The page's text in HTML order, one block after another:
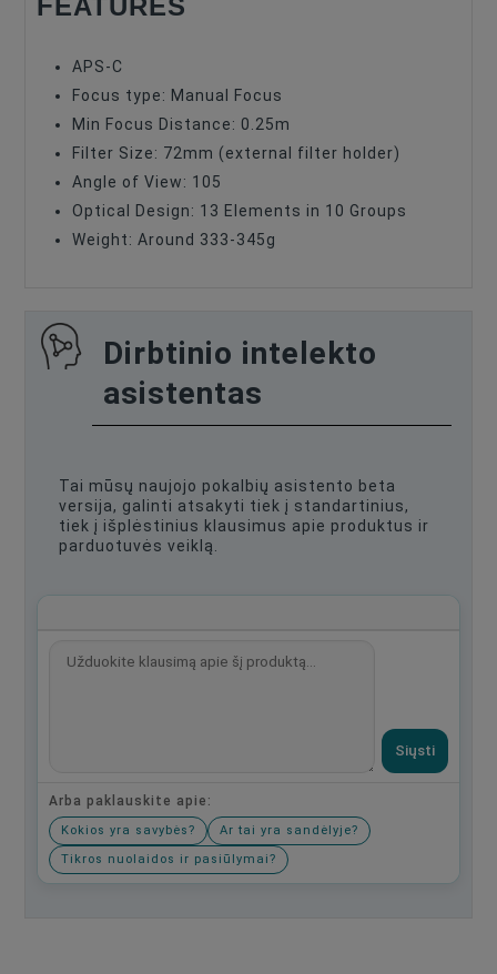
APS-C
Focus type: Manual Focus
Min Focus Distance: 0.25m
Filter Size: 72mm (external filter holder)
Angle of View: 105
Optical Design: 13 Elements in 10 Groups
Weight: Around 333-345g
Dirbtinio intelekto
asistentas
Tai mūsų naujojo pokalbių asistento beta
versija, galinti atsakyti tiek į standartinius,
tiek į išplėstinius klausimus apie produktus ir
parduotuvės veiklą.
Siųsti
Arba paklauskite apie:
Kokios yra savybės?
Ar tai yra sandėlyje?
Tikros nuolaidos ir pasiūlymai?